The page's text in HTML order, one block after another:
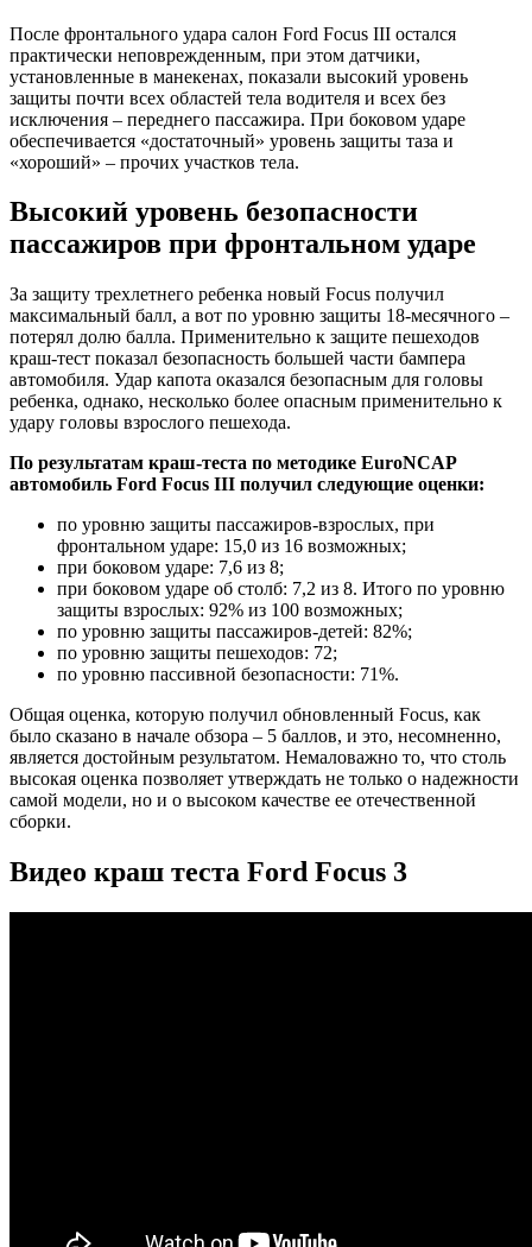
После фронтального удара салон Ford Focus III остался
практически неповрежденным, при этом датчики,
установленные в манекенах, показали высокий уровень
защиты почти всех областей тела водителя и всех без
исключения – переднего пассажира. При боковом ударе
обеспечивается «достаточный» уровень защиты таза и
«хороший» – прочих участков тела.
Высокий уровень безопасности
пассажиров при фронтальном ударе
За защиту трехлетнего ребенка новый Focus получил
максимальный балл, а вот по уровню защиты 18-месячного –
потерял долю балла. Применительно к защите пешеходов
краш-тест показал безопасность большей части бампера
автомобиля. Удар капота оказался безопасным для головы
ребенка, однако, несколько более опасным применительно к
удару головы взрослого пешехода.
По результатам краш-теста по методике EuroNCAP
автомобиль Ford Focus III получил следующие оценки:
по уровню защиты пассажиров-взрослых, при
фронтальном ударе: 15,0 из 16 возможных;
при боковом ударе: 7,6 из 8;
при боковом ударе об столб: 7,2 из 8. Итого по уровню
защиты взрослых: 92% из 100 возможных;
по уровню защиты пассажиров-детей: 82%;
по уровню защиты пешеходов: 72;
по уровню пассивной безопасности: 71%.
Общая оценка, которую получил обновленный Focus, как
было сказано в начале обзора – 5 баллов, и это, несомненно,
является достойным результатом. Немаловажно то, что столь
высокая оценка позволяет утверждать не только о надежности
самой модели, но и о высоком качестве ее отечественной
сборки.
Видео краш теста Ford Focus 3